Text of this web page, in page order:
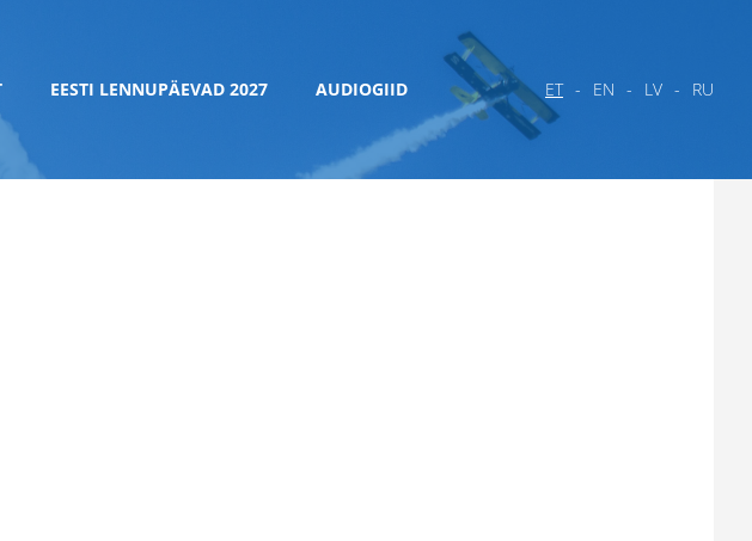
ET EN LV RU
EESTI LENNUPÄEVAD 2027 AUDIOGIID